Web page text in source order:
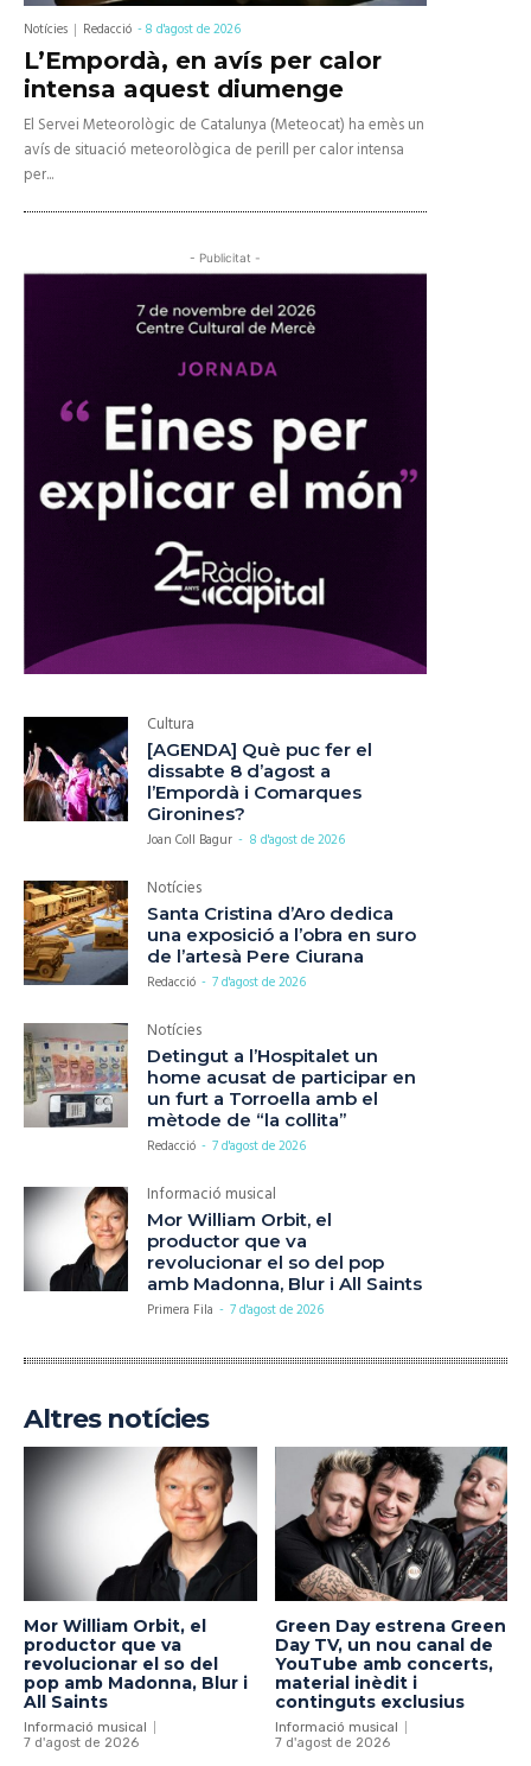
Notícies Redacció -8 d'agost de 2026
L’Empordà, en avís per calor
intensa aquest diumenge
El Servei Meteorològic de Catalunya (Meteocat) ha emès un
avís de situació meteorològica de perill per calor intensa
per...
- Publicitat -
Cultura
[AGENDA] Què puc fer el
dissabte 8 d’agost a
l’Empordà i Comarques
Gironines?
Joan Coll Bagur - 8 d'agost de 2026
Notícies
Santa Cristina d’Aro dedica
una exposició a l’obra en suro
de l’artesà Pere Ciurana
Redacció - 7 d'agost de 2026
Notícies
Detingut a l’Hospitalet un
home acusat de participar en
un furt a Torroella amb el
mètode de “la collita”
Redacció - 7 d'agost de 2026
Informació musical
Mor William Orbit, el
productor que va
revolucionar el so del pop
amb Madonna, Blur i All Saints
Primera Fila - 7 d'agost de 2026
Altres notícies
Mor William Orbit, el
productor que va
revolucionar el so del
pop amb Madonna, Blur i
All Saints
Informació musical
7 d'agost de 2026
Green Day estrena Green
Day TV, un nou canal de
YouTube amb concerts,
material inèdit i
continguts exclusius
Informació musical
7 d'agost de 2026